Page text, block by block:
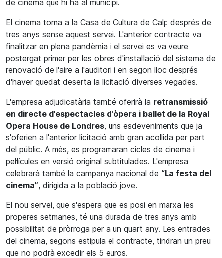
de cinema que hi ha al municipi.
El cinema torna a la Casa de Cultura de Calp després de
tres anys sense aquest servei. L'anterior contracte va
finalitzar en plena pandèmia i el servei es va veure
postergat primer per les obres d'instal·lació del sistema de
renovació de l'aire a l'auditori i en segon lloc després
d'haver quedat deserta la licitació diverses vegades.
L'empresa adjudicatària també oferirà la retransmissió
en directe d'espectacles d'òpera i ballet de la Royal
Opera House de Londres, uns esdeveniments que ja
s'oferien a l'anterior licitació amb gran acollida per part
del públic. A més, es programaran cicles de cinema i
pel·lícules en versió original subtitulades. L'empresa
celebrarà també la campanya nacional de “La festa del
cinema”, dirigida a la població jove.
El nou servei, que s'espera que es posi en marxa les
properes setmanes, té una durada de tres anys amb
possibilitat de pròrroga per a un quart any. Les entrades
del cinema, segons estipula el contracte, tindran un preu
que no podrà excedir els 5 euros.